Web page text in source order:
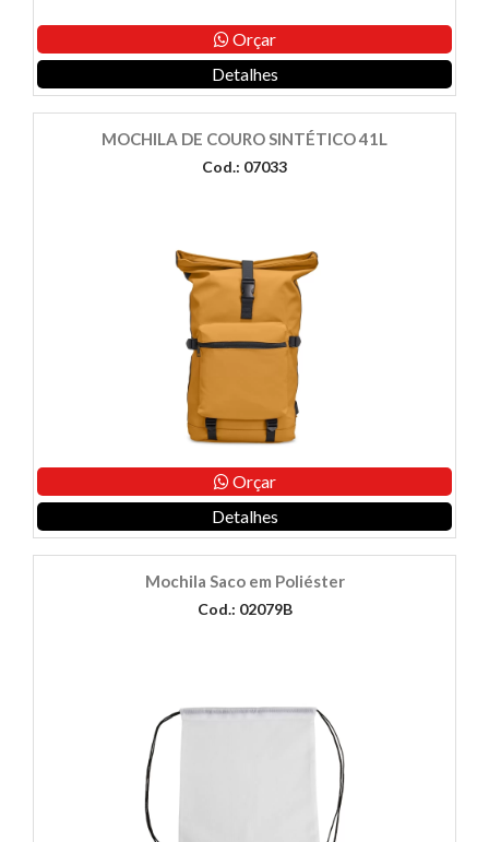
Orçar
Detalhes
MOCHILA DE COURO SINTÉTICO 41L
Cod.: 07033
Orçar
Detalhes
Mochila Saco em Poliéster
Cod.: 02079B